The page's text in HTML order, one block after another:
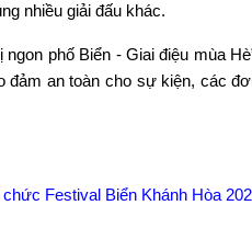
nhiều giải đấu khác.
ngon phố Biển - Giai điệu mùa
đảm an toàn cho sự kiện, các
Festival Biển Khánh Hòa